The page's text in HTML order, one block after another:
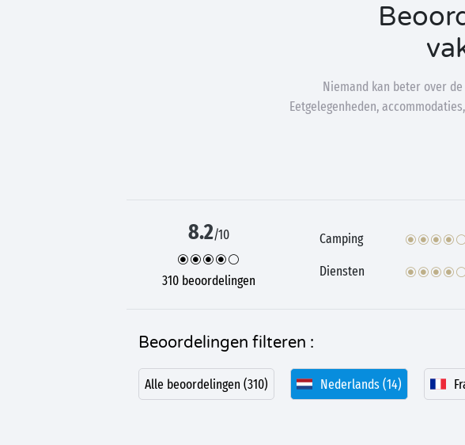
Niemand kan beter over
Eetgelegenheden,
8.2/10
310 beoordelingen
Camping
Diensten
Beoordelingen filteren :
Alle beoordelingen (310) Nederlands (14)